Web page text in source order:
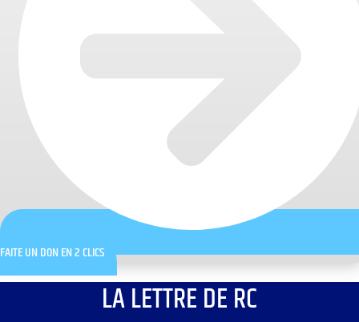
FAITE UN DON EN 2 CLICS
LA LETTRE DE RC